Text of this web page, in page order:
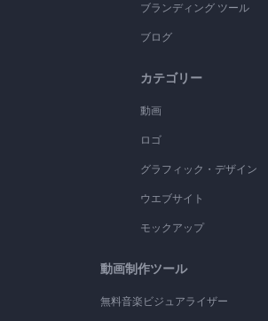
ブランディング ツール
ブログ
カテゴリー
動画
ロゴ
グラフィック・デザイン
ウエブサイト
モックアップ
動画制作ツール
無料音楽ビジュアライザー